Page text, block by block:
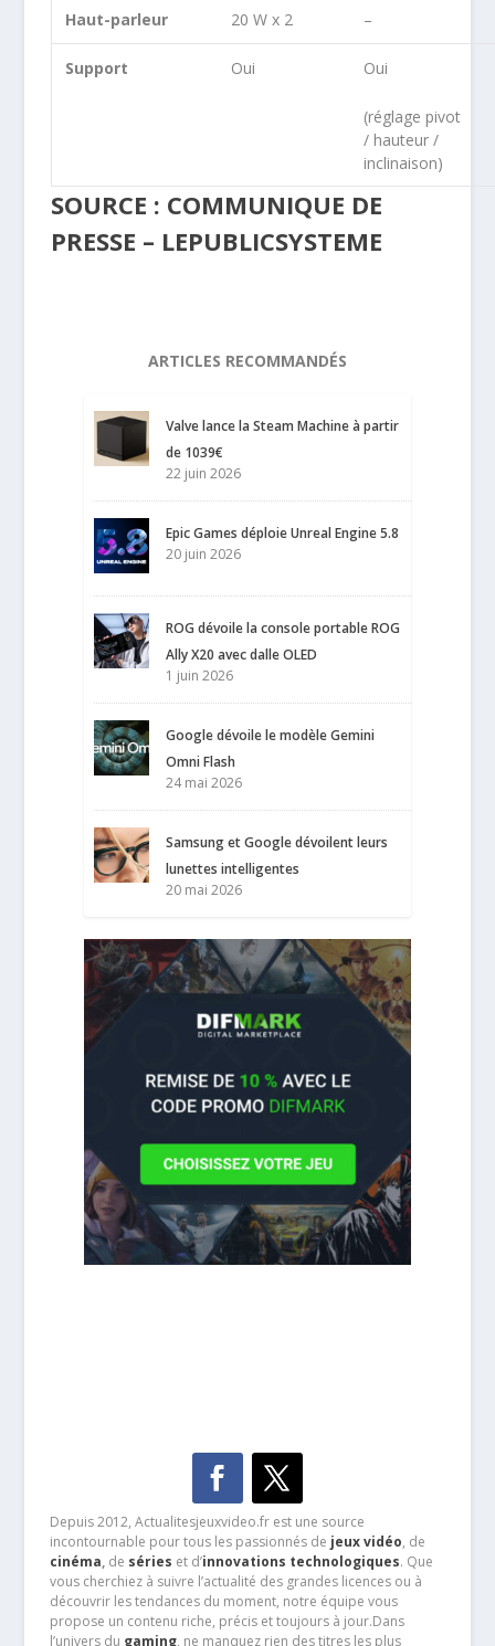
Haut-parleur 20 W x 2 –
Support Oui Oui
(réglage pivot
/ hauteur /
inclinaison)
SOURCE : COMMUNIQUE DE
PRESSE – LEPUBLICSYSTEME
ARTICLES RECOMMANDÉS
Valve lance la Steam Machine à partir
de 1039€
22 juin 2026
Epic Games déploie Unreal Engine 5.8
20 juin 2026
ROG dévoile la console portable ROG
Ally X20 avec dalle OLED
1 juin 2026
Google dévoile le modèle Gemini
Omni Flash
24 mai 2026
Samsung et Google dévoilent leurs
lunettes intelligentes
20 mai 2026
Depuis 2012, Actualitesjeuxvideo.fr est une source
incontournable pour tous les passionnés de jeux vidéo, de
cinéma,de séries et d’innovations technologiques. Que
vous cherchiez à suivre l’actualité des grandes licences ou à
découvrir les tendances du moment, notre équipe vous
propose un contenu riche, précis et toujours à jour.Dans
l’univers du gaming, ne manquez rien des titres les plus